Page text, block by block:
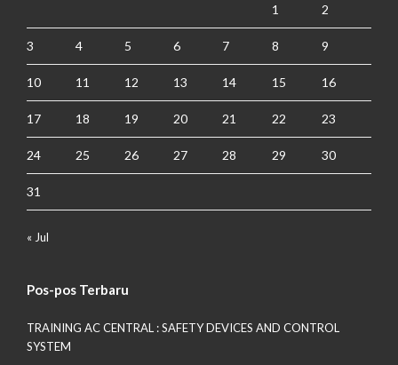
1 2
3 4 5 6 7 8 9
10 11 12 13 14 15 16
17 18 19 20 21 22 23
24 25 26 27 28 29 30
31
« Jul
Pos-pos Terbaru
TRAINING AC CENTRAL : SAFETY DEVICES AND CONTROL
SYSTEM